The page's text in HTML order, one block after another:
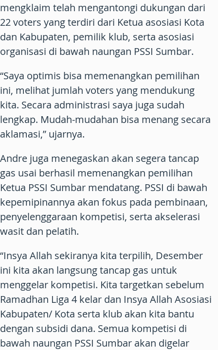
mengklaim telah mengantongi dukungan dari
22 voters yang terdiri dari Ketua asosiasi Kota
dan Kabupaten, pemilik klub, serta asosiasi
organisasi di bawah naungan PSSI Sumbar.
“Saya optimis bisa memenangkan pemilihan
ini, melihat jumlah voters yang mendukung
kita. Secara administrasi saya juga sudah
lengkap. Mudah-mudahan bisa menang secara
aklamasi,” ujarnya.
Andre juga menegaskan akan segera tancap
gas usai berhasil memenangkan pemilihan
Ketua PSSI Sumbar mendatang. PSSI di bawah
kepemipinannya akan fokus pada pembinaan,
penyelenggaraan kompetisi, serta akselerasi
wasit dan pelatih.
“Insya Allah sekiranya kita terpilih, Desember
ini kita akan langsung tancap gas untuk
menggelar kompetisi. Kita targetkan sebelum
Ramadhan Liga 4 kelar dan Insya Allah Asosiasi
Kabupaten/ Kota serta klub akan kita bantu
dengan subsidi dana. Semua kompetisi di
bawah naungan PSSI Sumbar akan digelar